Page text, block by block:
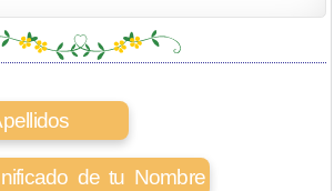
de tu Nombre